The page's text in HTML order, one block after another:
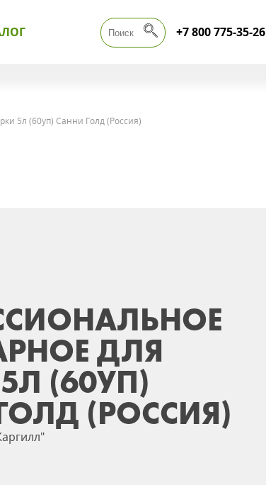
+7 800 775-35-26
5л (60уп) Санни Голд (Россия)
ДЛЯ
(60УП)
(РОССИЯ)